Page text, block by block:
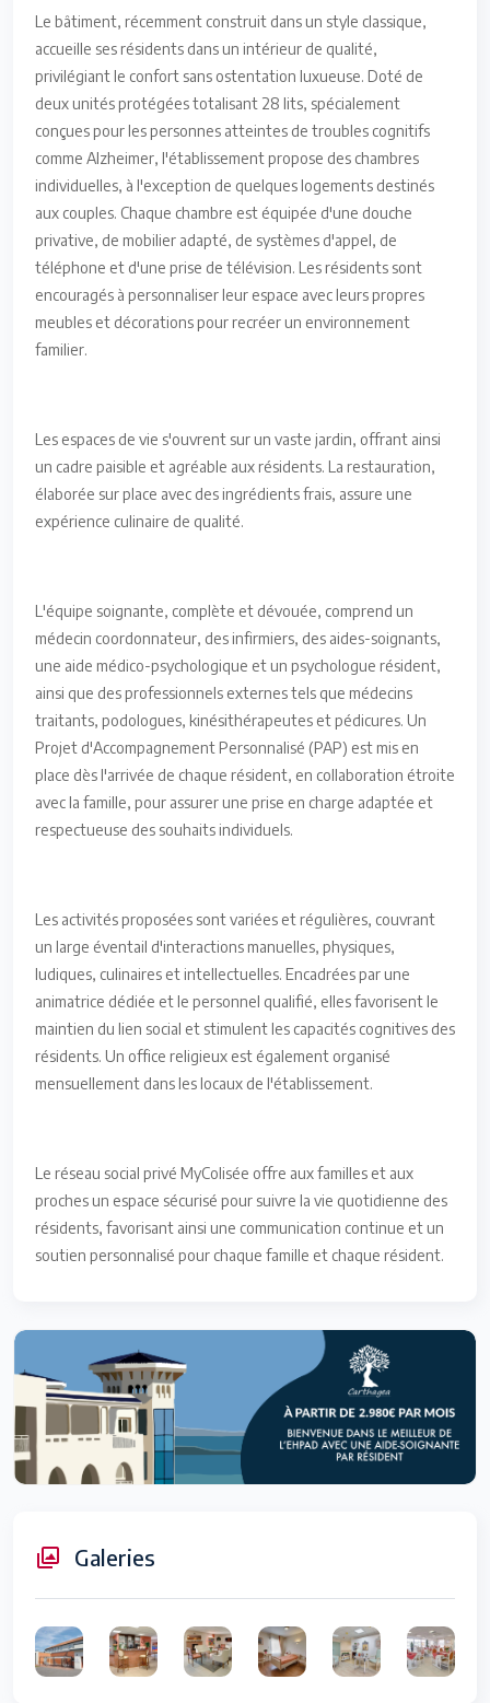
Le bâtiment, récemment construit dans un style classique,
accueille ses résidents dans un intérieur de qualité,
privilégiant le confort sans ostentation luxueuse. Doté de
deux unités protégées totalisant 28 lits, spécialement
conçues pour les personnes atteintes de troubles cognitifs
comme Alzheimer, l'établissement propose des chambres
individuelles, à l'exception de quelques logements destinés
aux couples. Chaque chambre est équipée d'une douche
privative, de mobilier adapté, de systèmes d'appel, de
téléphone et d'une prise de télévision. Les résidents sont
encouragés à personnaliser leur espace avec leurs propres
meubles et décorations pour recréer un environnement
familier.
Les espaces de vie s'ouvrent sur un vaste jardin, offrant ainsi
un cadre paisible et agréable aux résidents. La restauration,
élaborée sur place avec des ingrédients frais, assure une
expérience culinaire de qualité.
L'équipe soignante, complète et dévouée, comprend un
médecin coordonnateur, des infirmiers, des aides-soignants,
une aide médico-psychologique et un psychologue résident,
ainsi que des professionnels externes tels que médecins
traitants, podologues, kinésithérapeutes et pédicures. Un
Projet d'Accompagnement Personnalisé (PAP) est mis en
place dès l'arrivée de chaque résident, en collaboration étroite
avec la famille, pour assurer une prise en charge adaptée et
respectueuse des souhaits individuels.
Les activités proposées sont variées et régulières, couvrant
un large éventail d'interactions manuelles, physiques,
ludiques, culinaires et intellectuelles. Encadrées par une
animatrice dédiée et le personnel qualifié, elles favorisent le
maintien du lien social et stimulent les capacités cognitives des
résidents. Un office religieux est également organisé
mensuellement dans les locaux de l'établissement.
Le réseau social privé MyColisée offre aux familles et aux
proches un espace sécurisé pour suivre la vie quotidienne des
résidents, favorisant ainsi une communication continue et un
soutien personnalisé pour chaque famille et chaque résident.
Galeries